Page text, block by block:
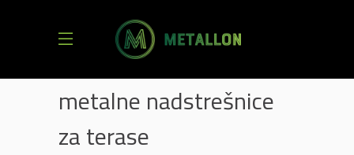
metalne nadstrešnice
za terase